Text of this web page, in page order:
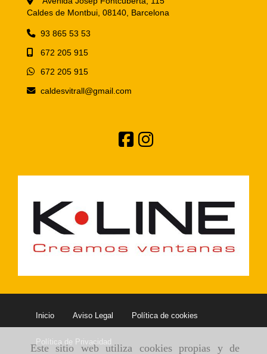
Este sitio web utiliza cookies propias y de
Caldes de Montbui, 08140, Barcelona
93 865 53 53
672 205 915
672 205 915
caldesvitrall
gmail.com
Inicio Aviso Legal Política de cookies
Política de Privacidad